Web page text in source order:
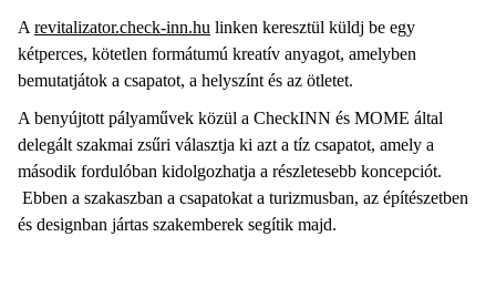
A revitalizator.check-inn.hu linken keresztül küldj be egy
kétperces, kötetlen formátumú kreatív anyagot, amelyben
bemutatjátok a csapatot, a helyszínt és az ötletet.
A benyújtott pályaművek közül a CheckINN és MOME által
delegált szakmai zsűri választja ki azt a tíz csapatot, amely a
második fordulóban kidolgozhatja a részletesebb koncepciót.
Ebben a szakaszban a csapatokat a turizmusban, az építészetben
és designban jártas szakemberek segítik majd.